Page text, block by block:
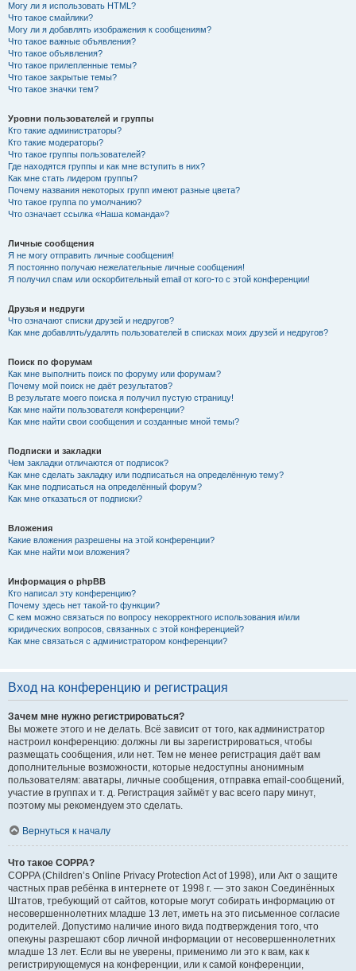
Могу ли я использовать HTML?
Что такое смайлики?
Могу ли я добавлять изображения к сообщениям?
Что такое важные объявления?
Что такое объявления?
Что такое прилепленные темы?
Что такое закрытые темы?
Что такое значки тем?
Уровни пользователей и группы
Кто такие администраторы?
Кто такие модераторы?
Что такое группы пользователей?
Где находятся группы и как мне вступить в них?
Как мне стать лидером группы?
Почему названия некоторых групп имеют разные цвета?
Что такое группа по умолчанию?
Что означает ссылка «Наша команда»?
Личные сообщения
Я не могу отправить личные сообщения!
Я постоянно получаю нежелательные личные сообщения!
Я получил спам или оскорбительный email от кого-то с этой конференции!
Друзья и недруги
Что означают списки друзей и недругов?
Как мне добавлять/удалять пользователей в списках моих друзей и недругов?
Поиск по форумам
Как мне выполнить поиск по форуму или форумам?
Почему мой поиск не даёт результатов?
В результате моего поиска я получил пустую страницу!
Как мне найти пользователя конференции?
Как мне найти свои сообщения и созданные мной темы?
Подписки и закладки
Чем закладки отличаются от подписок?
Как мне сделать закладку или подписаться на определённую тему?
Как мне подписаться на определённый форум?
Как мне отказаться от подписки?
Вложения
Какие вложения разрешены на этой конференции?
Как мне найти мои вложения?
Информация о phpBB
Кто написал эту конференцию?
Почему здесь нет такой-то функции?
С кем можно связаться по вопросу некорректного использования и/или
юридических вопросов, связанных с этой конференцией?
Как мне связаться с администратором конференции?
Вход на конференцию и регистрация
Зачем мне нужно регистрироваться?
Вы можете этого и не делать. Всё зависит от того, как администратор
настроил конференцию: должны ли вы зарегистрироваться, чтобы
размещать сообщения, или нет. Тем не менее регистрация даёт вам
дополнительные возможности, которые недоступны анонимным
пользователям: аватары, личные сообщения, отправка email-сообщений,
участие в группах и т. д. Регистрация займёт у вас всего пару минут,
поэтому мы рекомендуем это сделать.
Вернуться к началу
Что такое COPPA?
COPPA (Children’s Online Privacy Protection Act of 1998), или Акт о защите
частных прав ребёнка в интернете от 1998 г. — это закон Соединённых
Штатов, требующий от сайтов, которые могут собирать информацию от
несовершеннолетних младше 13 лет, иметь на это письменное согласие
родителей. Допустимо наличие иного вида подтверждения того, что
опекуны разрешают сбор личной информации от несовершеннолетних
младше 13 лет. Если вы не уверены, применимо ли это к вам, как к
регистрирующемуся на конференции, или к самой конференции,